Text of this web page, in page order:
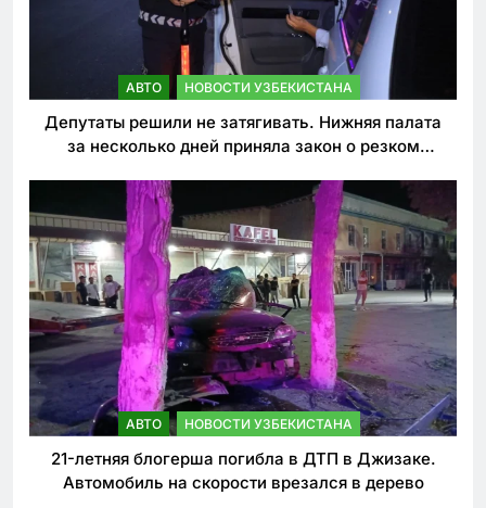
АВТО НОВОСТИ УЗБЕКИСТАНА
Депутаты решили не затягивать. Нижняя палата
за несколько дней приняла закон о резком
АВТО НОВОСТИ УЗБЕКИСТАНА
21-летняя блогерша погибла в ДТП в Джизаке.
Автомобиль на скорости врезался в дерево